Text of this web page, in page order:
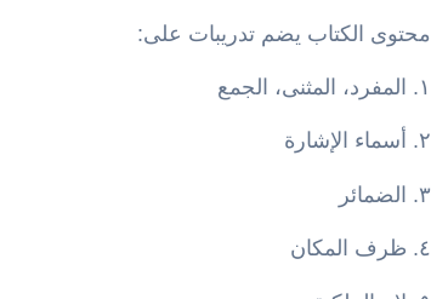
محتوى الكتاب يضم تدريبات على:
١. المفرد، المثنى، الجمع
٢. أسماء الإشارة
٣. الضمائر
٤. ظرف المكان